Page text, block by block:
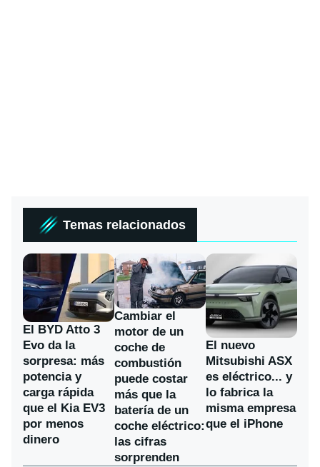
Temas relacionados
El BYD Atto 3
Evo da la
sorpresa: más
potencia y
carga rápida
que el Kia EV3
por menos
dinero
Cambiar el
motor de un
coche de
combustión
puede costar
más que la
batería de un
coche eléctrico:
las cifras
sorprenden
El nuevo
Mitsubishi ASX
es eléctrico... y
lo fabrica la
misma empresa
que el iPhone